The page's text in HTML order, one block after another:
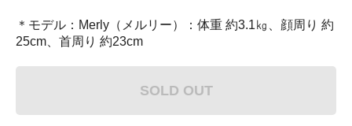
＊モデル：Merly（メルリー）：体重 約3.1㎏、顔周り 約
25cm、首周り 約23cm
SOLD OUT